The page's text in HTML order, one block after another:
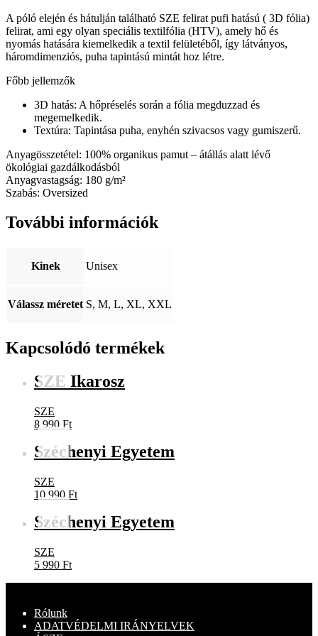
A póló elején és hátulján található SZE felirat pufi hatású ( 3D fólia)
felirat, ami egy olyan speciális textilfólia (HTV), amely hő és
nyomás hatására kiemelkedik a textil felületéből, így látványos,
háromdimenziós, puha tapintású mintát hoz létre.
Főbb jellemzők
3D hatás: A hőpréselés során a fólia megduzzad és
megemelkedik.
Textúra: Tapintása puha, enyhén szivacsos vagy gumiszerű.
Anyagösszetétel: 100% organikus pamut – átállás alatt lévő
ökológiai gazdálkodásból
Anyagvastagság: 180 g/m²
Szabás: Oversized
További információk
Kinek Unisex
Válassz méretet S, M, L, XL, XXL
Kapcsolódó termékek
SZE Ikarosz
SZE
8 990 Ft
Széchenyi Egyetem
SZE
10 990 Ft
Széchenyi Egyetem
SZE
5 990 Ft
Rólunk
ADATVÉDELMI IRÁNYELVEK